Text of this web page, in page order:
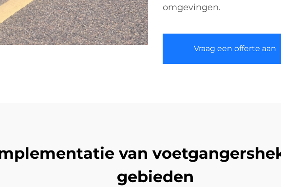
omgevingen.
Vraag een offerte aan
van
gebieden